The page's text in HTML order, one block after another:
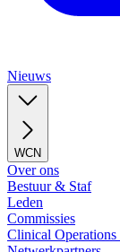
Nieuws
WCN
Over ons
Bestuur & Staf
Leden
Commissies
Clinical